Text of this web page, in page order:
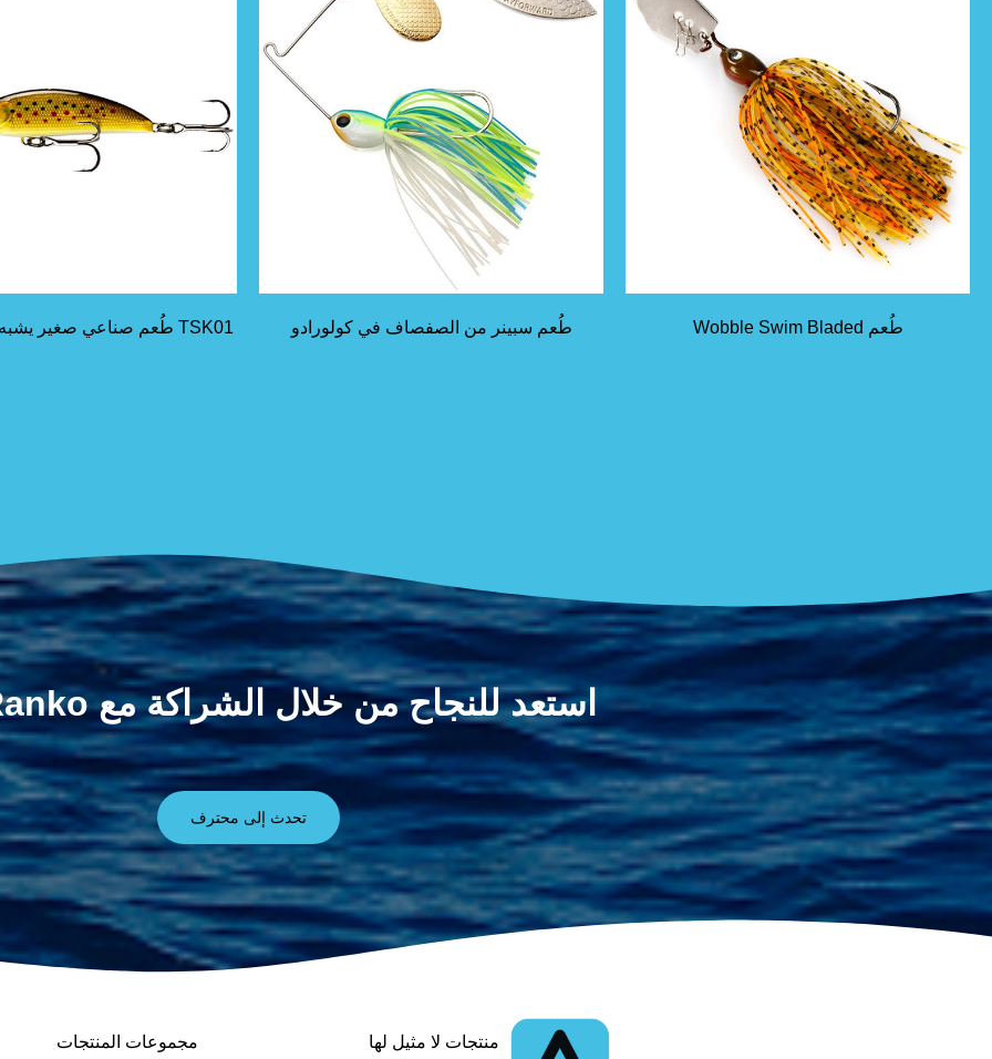
طُعم Wobble Swim Bladed طُعم سبينر من الصفصاف في كولورادو TSK01 طُعم صناعي صغير يشبه السمكة يغرق
استعد للنجاح من خلال الشراكة مع Ranko الآن!
تحدث إلى محترف
منتجات لا مثيل لها مجموعات المنتجات